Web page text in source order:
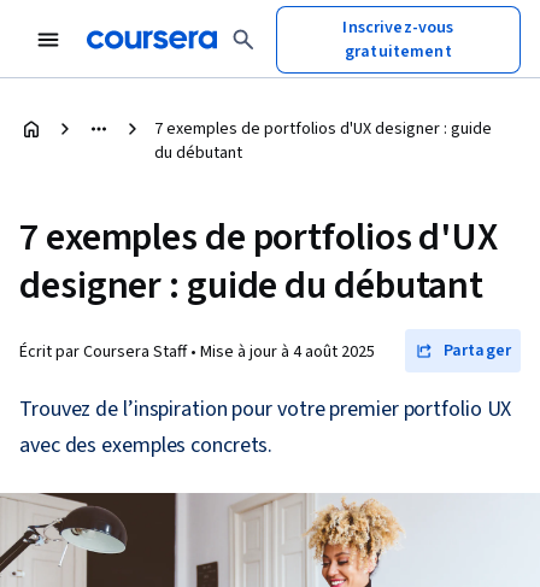
Inscrivez-vous
gratuitement
7 exemples de portfolios d'UX designer : guide
du débutant
7 exemples de portfolios d'UX
designer : guide du débutant
Écrit par Coursera Staff • Mise à jour à 4 août 2025 Partager
Trouvez de l’inspiration pour votre premier portfolio UX
avec des exemples concrets.